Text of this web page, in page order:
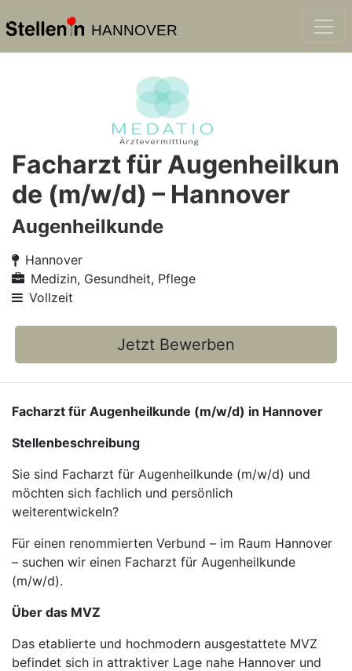
HANNOVER
Facharzt für Augenheilkun
de (m/w/d) – Hannover
Augenheilkunde
Hannover
Medizin, Gesundheit, Pflege
Vollzeit
Jetzt Bewerben
Facharzt für Augenheilkunde (m/w/d) in Hannover
Stellenbeschreibung
Sie sind Facharzt für Augenheilkunde (m/w/d) und
möchten sich fachlich und persönlich
weiterentwickeln?
Für einen renommierten Verbund – im Raum Hannover
– suchen wir einen Facharzt für Augenheilkunde
(m/w/d).
Über das MVZ
Das etablierte und hochmodern ausgestattete MVZ
befindet sich in attraktiver Lage nahe Hannover und